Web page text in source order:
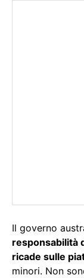
Il governo
responsabilità
ricade sulle
minori. Non